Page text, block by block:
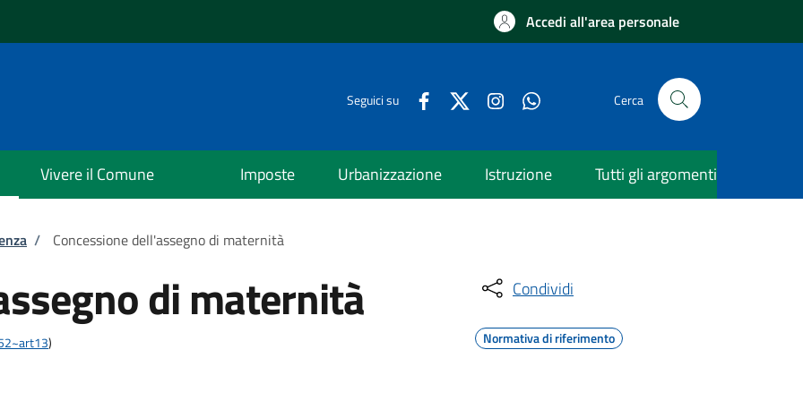
Accedi all'area personale
Seguici su Cerca
Vivere il Comune Imposte Urbanizzazione Istruzione Tutti gli argomenti
/ Concessione dell'assegno di maternità
di maternità
)
Condividi
Normativa di riferimento